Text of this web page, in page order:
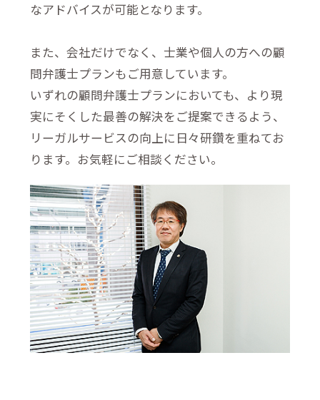
なアドバイスが可能となります。
また、会社だけでなく、士業や個人の方への顧
問弁護士プランもご用意しています。
いずれの顧問弁護士プランにおいても、より現
実にそくした最善の解決をご提案できるよう、
リーガルサービスの向上に日々研鑽を重ねてお
ります。お気軽にご相談ください。